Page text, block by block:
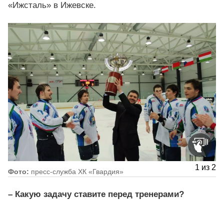
«Ижсталь» в Ижевске.
Фото: пресс-служба ХК «Гвардия» 1 из 2
– Какую задачу ставите перед тренерами?